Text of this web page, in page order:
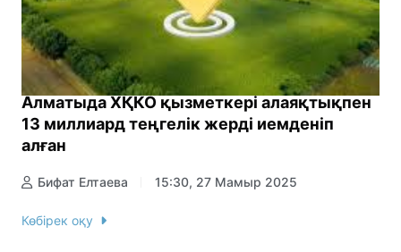
Алматыда ХҚКО қызметкері алаяқтықпен
13 миллиард теңгелік жерді иемденіп
алған
Бифат Елтаева 15:30, 27 Мамыр 2025
Көбірек оқу